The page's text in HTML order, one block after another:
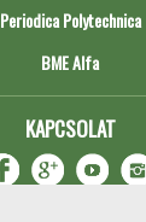
Periodica Polytechnica
BME Alfa
KAPCSOLAT